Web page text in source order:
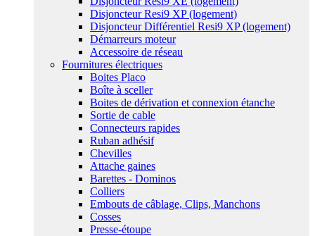
Disjoncteur Resi9 XP (logement)
Disjoncteur Différentiel Resi9 XP (logement)
Démarreurs moteur
Accessoire de réseau
Fournitures électriques
Boites Placo
Boîte à sceller
Boites de dérivation et connexion étanche
Sortie de cable
Connecteurs rapides
Ruban adhésif
Chevilles
Attache gaines
Barettes - Dominos
Colliers
Embouts de câblage, Clips, Manchons
Cosses
Presse-étoupe